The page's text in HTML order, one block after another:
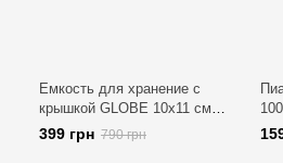
Емкость для хранение с
крышкой GLOBE 10х11 см.
O:10.2 см. L:10.5 см.
1000462096
399 грн 790 грн